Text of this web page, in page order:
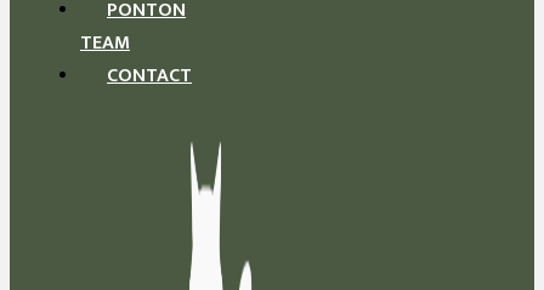
PONTON
TEAM
CONTACT